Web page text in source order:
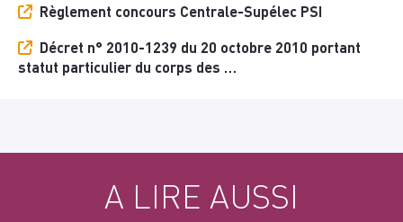
Règlement concours Centrale-Supélec PSI
Décret n° 2010-1239 du 20 octobre 2010 portant
statut particulier du corps des …
A LIRE AUSSI